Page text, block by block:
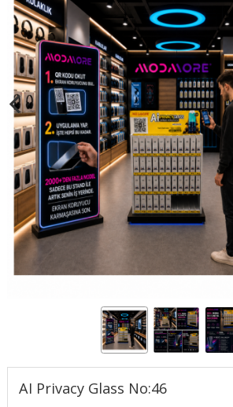
AI Privacy Glass No:46